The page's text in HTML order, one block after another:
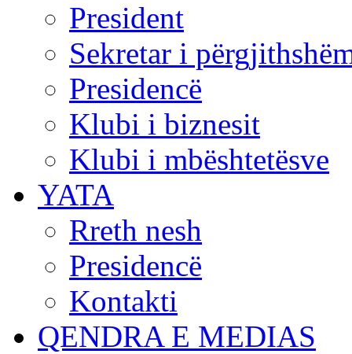
President
Sekretar i
Presidencë
Klubi i biznesit
Klubi i mbështetësve
YATA
Rreth nesh
Presidencë
Kontakti
QENDRA E MEDIAS